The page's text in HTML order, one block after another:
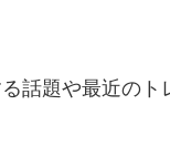
話題や最近のト